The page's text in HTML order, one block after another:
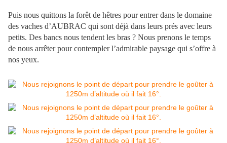
Puis nous quittons la forêt de hêtres pour entrer dans le domaine
des vaches d’AUBRAC qui sont déjà dans leurs prés avec leurs
petits. Des bancs nous tendent les bras ? Nous prenons le temps
de nous arrêter pour contempler l’admirable paysage qui s’offre à
nos yeux.